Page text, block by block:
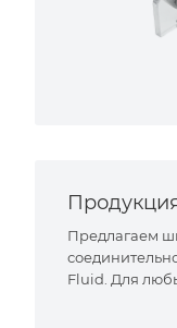
Предлагаем
Fluid. Для